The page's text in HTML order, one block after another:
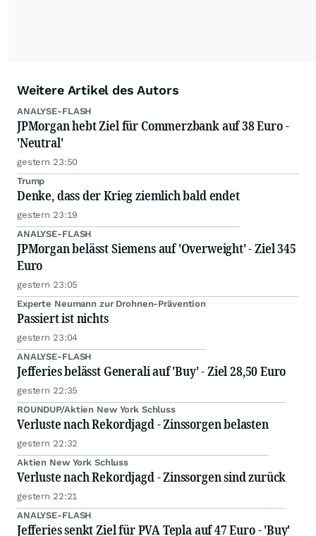
Weitere Artikel des Autors
ANALYSE-FLASH
JPMorgan hebt Ziel für Commerzbank auf 38 Euro -
'Neutral'
gestern 23:50
Trump
Denke, dass der Krieg ziemlich bald endet
gestern 23:19
ANALYSE-FLASH
JPMorgan belässt Siemens auf 'Overweight' - Ziel 345
Euro
gestern 23:05
Experte Neumann zur Drohnen-Prävention
Passiert ist nichts
gestern 23:04
ANALYSE-FLASH
Jefferies belässt Generali auf 'Buy' - Ziel 28,50 Euro
gestern 22:35
ROUNDUP/Aktien New York Schluss
Verluste nach Rekordjagd - Zinssorgen belasten
gestern 22:32
Aktien New York Schluss
Verluste nach Rekordjagd - Zinssorgen sind zurück
gestern 22:21
ANALYSE-FLASH
Jefferies senkt Ziel für PVA Tepla auf 47 Euro - 'Buy'